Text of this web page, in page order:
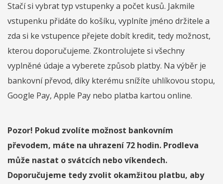
Stačí si vybrat typ vstupenky a počet kusů. Jakmile
vstupenku přidáte do košíku, vyplníte jméno držitele a
zda si ke vstupence přejete dobít kredit, tedy možnost,
kterou doporučujeme. Zkontrolujete si všechny
vyplněné údaje a vyberete způsob platby. Na výběr je
bankovní převod, díky kterému snížíte uhlíkovou stopu,
Google Pay, Apple Pay nebo platba kartou online.
Pozor! Pokud zvolíte možnost bankovním
převodem, máte na uhrazení 72 hodin. Prodleva
může nastat o svátcích nebo víkendech.
Doporučujeme tedy zvolit okamžitou platbu, aby